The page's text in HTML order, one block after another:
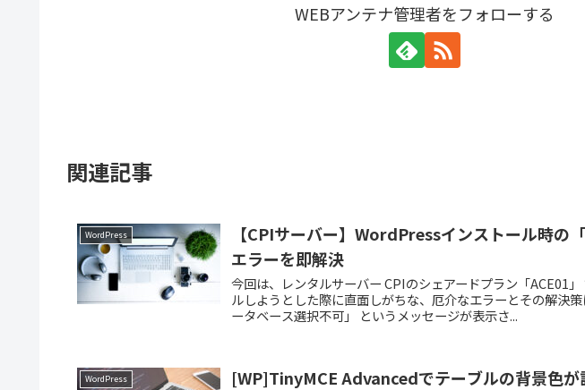
WEBアンテナ管理者をフォローする
関連記事
WordPress
【CPIサーバー】WordPressインストール時の
エラーを即解決
今回は、レンタルサーバー CPIのシェアードプラン「ACE01
ルしようとした際に直面しがちな、厄介なエラーとその解決
ータベース選択不可」 というメッセージが表示さ...
WordPress
[WP]TinyMCE Advancedでテーブルの背景色が